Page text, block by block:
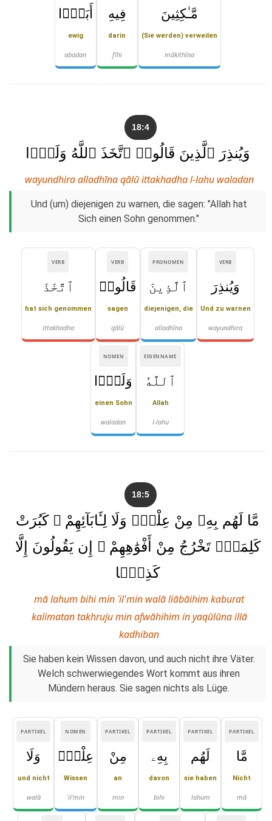
مَّـٰكِثِينَ
(Sie werden) verweilen
mākithīna
فِيهِ
darin
fīhi
أَبَدًۭا
ewig
abadan
18:4
وَيُنذِرَ ٱلَّذِينَ قَالُوا۟ ٱتَّخَذَ ٱللَّهُ وَلَدًۭا
wayundhira alladhīna qālū ittakhadha l-lahu waladan
Und (um) diejenigen zu warnen, die sagen: "Allah hat
Sich einen Sohn genommen."
VERB
وَيُنذِرَ
Und zu warnen
wayundhira
PRONOMEN
ٱلَّذِينَ
diejenigen, die
alladhīna
VERB
قَالُوا۟
sagen
qālū
VERB
ٱتَّخَذَ
hat sich genommen
ittakhadha
EIGENNAME
ٱللَّهُ
Allah
l-lahu
NOMEN
وَلَدًۭا
einen Sohn
waladan
18:5
مَّا لَهُم بِهِۦ مِنْ عِلْمٍۢ وَلَا لِـَٔابَآئِهِمْ ۚ كَبُرَتْ
كَلِمَةًۭ تَخْرُجُ مِنْ أَفْوَٰهِهِمْ ۚ إِن يَقُولُونَ إِلَّا
كَذِبًۭا
mā lahum bihi min ʿil'min walā liābāihim kaburat
kalimatan takhruju min afwāhihim in yaqūlūna illā
kadhiban
Sie haben kein Wissen davon, und auch nicht ihre Väter.
Welch schwerwiegendes Wort kommt aus ihren
Mündern heraus. Sie sagen nichts als Lüge.
PARTIKEL
مَّا
Nicht
mā
PARTIKEL
لَهُم
sie haben
lahum
PARTIKEL
بِهِۦ
davon
bihi
PARTIKEL
مِنْ
an
min
NOMEN
عِلْمٍۢ
Wissen
ʿil'min
PARTIKEL
وَلَا
und nicht
walā